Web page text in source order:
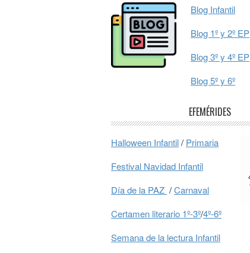
Blog Infantil
Blog 1º y 2º EP
Blog 3º y 4º EP
Blog 5º y 6º
EFEMÉRIDES
Halloween Infantil/ Primaria
Festival Navidad Infantil
Día de la PAZ /Carnaval
Certamen literario 1º-3º/4º-6º
Semana de la lectura Infantil